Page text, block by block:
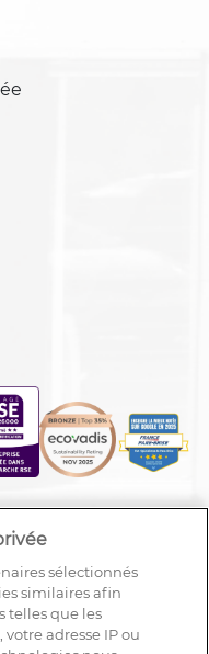
sélectionnés
similaires afin
telles que les
adresse IP ou